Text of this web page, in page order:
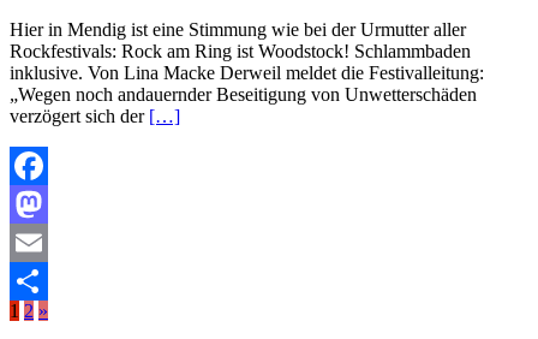
Hier in Mendig ist eine Stimmung wie bei der Urmutter aller
Rockfestivals: Rock am Ring ist Woodstock! Schlammbaden
inklusive. Von Lina Macke Derweil meldet die Festivalleitung:
„Wegen noch andauernder Beseitigung von Unwetterschäden
verzögert sich der […]
Facebook
Mastodon
Email
Teilen
1 2 »